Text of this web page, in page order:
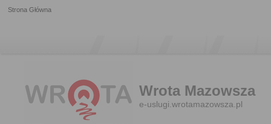
Strona Główna
Wrota Mazowsza
e-uslugi.wrotamazowsza.pl